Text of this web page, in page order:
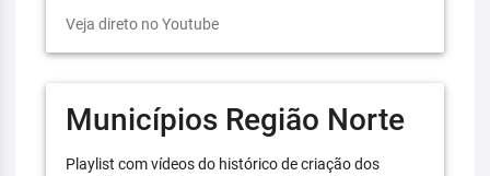
Veja direto no Youtube
Municípios Região Norte
Playlist com vídeos do histórico de criação dos